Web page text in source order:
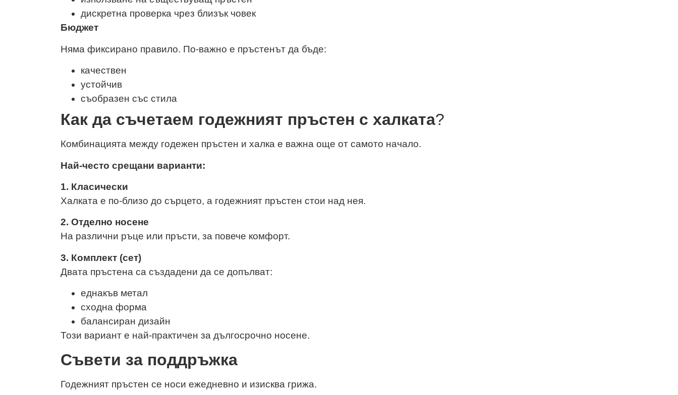
дискретна проверка чрез близък човек
Бюджет
Няма фиксирано правило. По-важно е пръстенът да бъде:
качествен
устойчив
съобразен със стила
Как да съчетаем годежният пръстен с халката?
Комбинацията между годежен пръстен и халка е важна още от самото начало.
Най-често срещани варианти:
1. Класически
Халката е по-близо до сърцето, а годежният пръстен стои над нея.
2. Отделно носене
На различни ръце или пръсти, за повече комфорт.
3. Комплект (сет)
Двата пръстена са създадени да се допълват:
еднакъв метал
сходна форма
балансиран дизайн
Този вариант е най-практичен за дългосрочно носене.
Съвети за поддръжка
Годежният пръстен се носи ежедневно и изисква грижа.